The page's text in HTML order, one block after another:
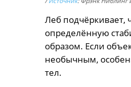
Леб подчёркивает,
определённую
образом. Если
необычным,
тел.